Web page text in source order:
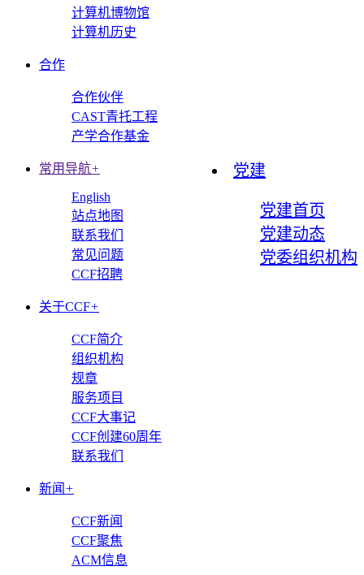
计算机博物馆
计算机历史
合作
合作伙伴
CAST青托工程
产学合作基金
党建
党建首页
党建动态
党委组织机构
常用导航+
English
站点地图
联系我们
常见问题
CCF招聘
关于CCF+
CCF简介
组织机构
规章
服务项目
CCF大事记
CCF创建60周年
联系我们
新闻 +
CCF新闻
CCF聚焦
ACM信息